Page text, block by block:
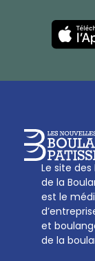
Le site des
de la
est le
et
de la
Les Nouvelles de
27, av d’Eylau -
01 53 70 16 25